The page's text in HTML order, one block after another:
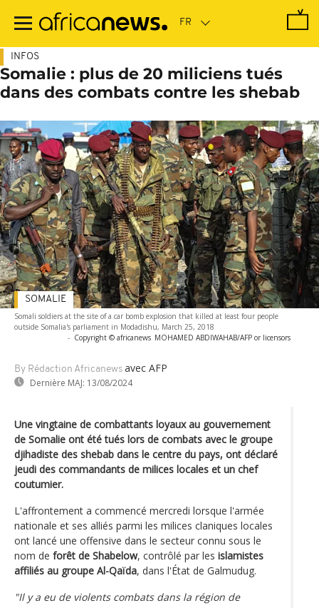
contenu
INFOS
Somalie : plus de 20 miliciens tués
dans des combats contre les shebab
Somali soldiers at the site of a car bomb explosion that killed at least four people
outside Somalia's parliament in Modadishu, March 25, 2018
- Copyright © africanews MOHAMED ABDIWAHAB/AFP or licensors
By Rédaction Africanews avec AFP
Dernière MAJ: 13/08/2024
SOMALIE
Une vingtaine de combattants loyaux au gouvernement
de Somalie ont été tués lors de combats avec le groupe
djihadiste des shebab dans le centre du pays, ont déclaré
jeudi des commandants de milices locales et un chef
coutumier.
L'affrontement a commencé mercredi lorsque l'armée
nationale et ses alliés parmi les milices claniques locales
ont lancé une offensive dans le secteur connu sous le
nom de forêt de Shabelow, contrôlé par les islamistes
affiliés au groupe Al-Qaïda, dans l'État de Galmudug.
"Il y a eu de violents combats dans la région de